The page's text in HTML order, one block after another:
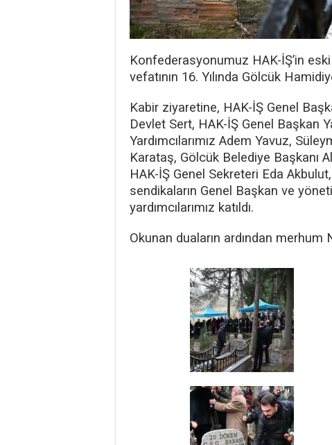
Konfederasyonumuz HAK-İŞ’in
vefatının 16. Yılında Gölcük
Kabir ziyaretine, HAK-İŞ Genel
Devlet Sert, HAK-İŞ Genel Başkan
Yardımcılarımız Adem Yavuz,
Karataş, Gölcük Belediye Başkanı
HAK-İŞ Genel Sekreteri Eda
sendikaların Genel Başkan ve
yardımcılarımız katıldı.
Okunan duaların ardından merhum